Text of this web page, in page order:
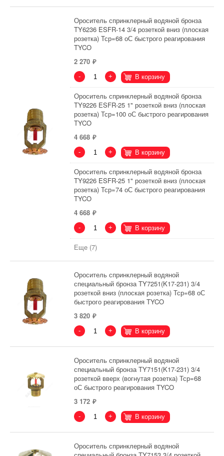
Ороситель спринклерный водяной бронза
TY6236 ESFR-14 3/4 розеткой вниз (плоская
розетка) Тср=68 оС быстрого реагирования
TYCO
2 270
- + В корзину
Ороситель спринклерный водяной бронза
TY9226 ESFR-25 1" розеткой вниз (плоская
розетка) Тср=100 оС быстрого реагирования
TYCO
4 668
- + В корзину
Ороситель спринклерный водяной бронза
TY9226 ESFR-25 1" розеткой вниз (плоская
розетка) Тср=74 оС быстрого реагирования
TYCO
4 668
- + В корзину
Еще (7)
Ороситель спринклерный водяной
специальный бронза TY7251(K17-231) 3/4
розеткой вниз (плоская розетка) Тср=68 оС
быстрого реагирования TYCO
3 820
- + В корзину
Ороситель спринклерный водяной
специальный бронза TY7151(K17-231) 3/4
розеткой вверх (вогнутая розетка) Тср=68
оС быстрого реагирования TYCO
3 172
- + В корзину
Ороситель спринклерный водяной